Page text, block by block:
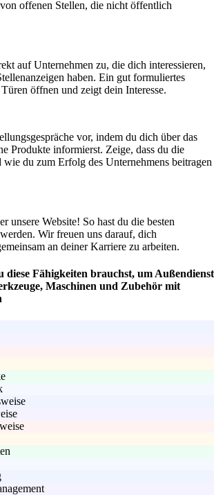
offenen Stellen, die nicht öffentlich
auf Unternehmen zu, die dich interessieren,
haben. Ein gut formuliertes
öffnen und zeigt dein Interesse.
vor, indem du dich über das
Produkte informierst. Zeige, dass du die
wie du zum Erfolg des Unternehmens beitragen
unsere Website! So hast du die besten
Wir freuen uns darauf, dich
an deiner Karriere zu arbeiten.
diese Fähigkeiten brauchst, um Außendienst
Maschinen und Zubehör mit